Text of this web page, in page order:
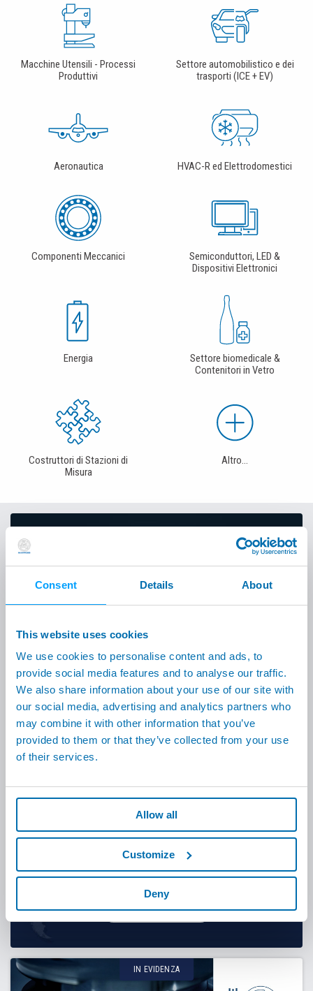
Consent Details About
This website uses cookies
We use cookies to personalise content and ads, to
provide social media features and to analyse our traffic.
We also share information about your use of our site with
our social media, advertising and analytics partners who
may combine it with other information that you’ve
provided to them or that they’ve collected from your use
of their services.
Allow all
Customize
Deny
Macchine Utensili - Processi
Produttivi
Settore automobilistico e dei
trasporti (ICE + EV)
Aeronautica HVAC-R ed Elettrodomestici
Componenti Meccanici
Semiconduttori, LED &
Dispositivi Elettronici
Energia
Settore biomedicale &
Contenitori in Vetro
Costruttori di Stazioni di
Misura
Altro...
Prodotti & Soluzioni
necessità
3300dipendenti in34nazioni
Scopri di più
80+fiere
Scopri di più
IN EVIDENZA